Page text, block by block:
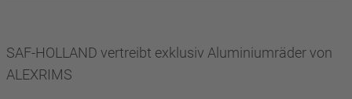
SAF-HOLLAND vertreibt exklusiv Aluminiumräder von
ALEXRIMS